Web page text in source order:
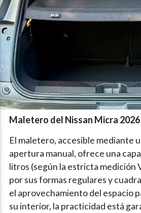
Maletero del Nissan Micra 2026
El maletero, accesible mediante
apertura manual, ofrece una
litros (según la estricta medición
por sus formas regulares y
el aprovechamiento del espacio
su interior, la practicidad está